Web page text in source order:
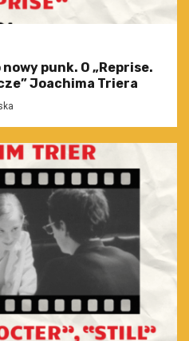
punk. O „Reprise.
Joachima Triera